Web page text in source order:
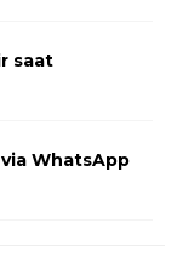
saat
WhatsApp